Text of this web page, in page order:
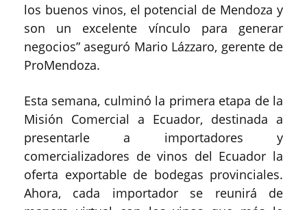
los buenos vinos, el potencial de Mendoza y
son un excelente vínculo para generar
negocios” aseguró Mario Lázzaro, gerente de
ProMendoza.
Esta semana, culminó la primera etapa de la
Misión Comercial a Ecuador, destinada a
presentarle a importadores y
comercializadores de vinos del Ecuador la
oferta exportable de bodegas provinciales.
Ahora, cada importador se reunirá de